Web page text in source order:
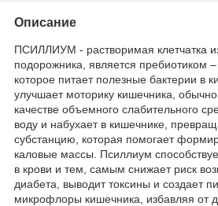
Описание
ПСИЛЛИУМ - растворимая клетчатка
подорожника, является пребиотиком
которое питает полезные бактерии в
улучшает моторику кишечника, обычно
качестве объемного слабительного
воду и набухает в кишечнике,
субстанцию, которая помогает
каловые массы. Псиллиум
в крови и тем, самым снижает риск
диабета, выводит токсины и создает
микрофлоры кишечника, избавляя от